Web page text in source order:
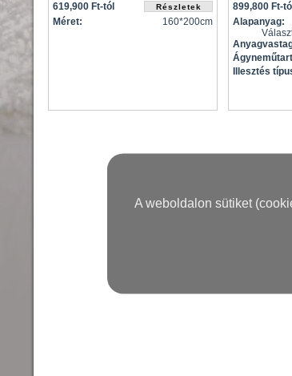
A weboldalon sütiket
619,900 Ft-tól
Méret:
160*200cm
899,800 Ft-tól
Alapanyag:
Illesztés